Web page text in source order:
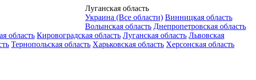
Луганская область
Украина (Все области) Винницкая область
Волынская область Днепропетровская область
область Кировоградская область Луганская область Львовская
Тернопольская область Харьковская область Херсонская область